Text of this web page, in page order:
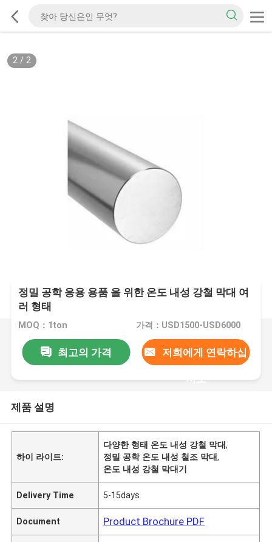
2/ 2
정밀 공학 응용 용품 을 위한 온도 내성 강철 막대 여
러 형태
MOQ：1ton 가격：USD1500-USD6000
최고의 가격 저희에게 연락하십
시오
제품 설명
하이 라이트:
다양한 형태 온도 내성 강철 막대,
정밀 공학 온도 내성 철조 막대,
온도 내성 강철 막대기
Delivery Time 5-15days
Document Product Brochure PDF